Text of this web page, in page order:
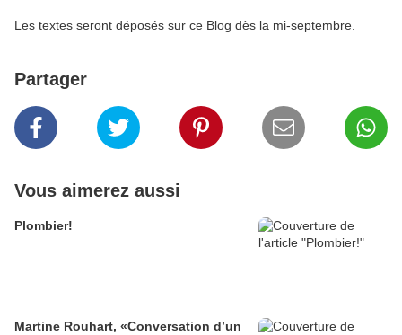
Les textes seront déposés sur ce Blog dès la mi-septembre.
Partager
Vous aimerez aussi
Plombier!
Martine Rouhart, «Conversation d’un